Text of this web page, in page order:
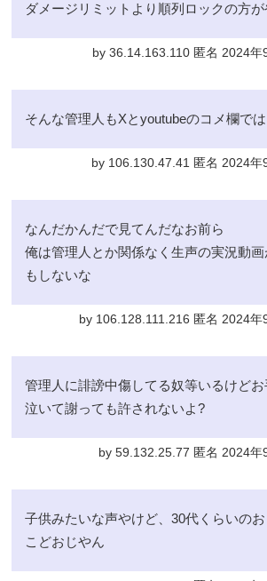
ダメージリミットより順列ロックの方
by 36.14.163.110 匿名 2024
そんな管理人もXとyoutubeのコメ欄で
by 106.130.47.41 匿名 2024
なんだかんだで見てんだなお前ら
俺は管理人とか関係なく生声の実況動
もしないな
by 106.128.111.216 匿名 2024
管理人に誹謗中傷してる奴等いるけど
泣いて謝っても許されないよ?
by 59.132.25.77 匿名 2024
子供みたいな声やけど、30代くらいの
こどおじやん